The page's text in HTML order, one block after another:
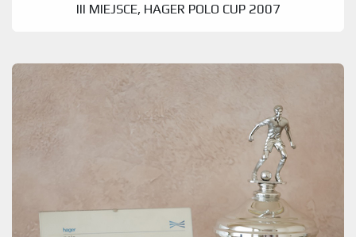
III MIEJSCE, HAGER POLO CUP 2007